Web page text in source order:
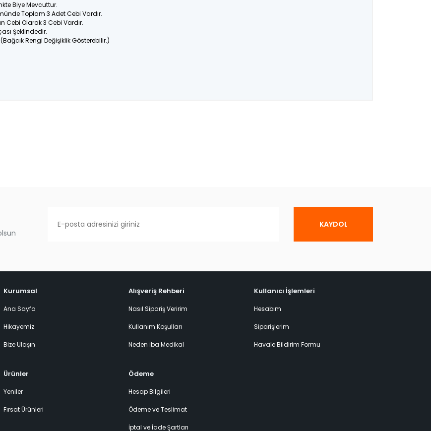
Biye Mevcuttur.
Toplam 3 Adet Cebi Vardır.
Cebi Olarak 3 Cebi Vardır.
Şeklindedir.
Rengi Değişiklik Gösterebilir.)
KAYDOL
Kurumsal
Ana Sayfa
Hikayemiz
Bize Ulaşın
Alışveriş Rehberi
Nasıl Sipariş Veririm
Kullanım Koşulları
Neden İba Medikal
Ürünler
Yeniler
Fırsat Ürünleri
Ödeme
Hesap Bilgileri
Ödeme ve Teslimat
İptal ve İade Şartları
Kullanıcı İşlemleri
Hesabım
Siparişlerim
Havale Bildirim Formu